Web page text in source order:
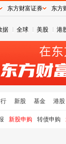
据 全球 美股 港
新股 基金 港股
新股申购 转债申购
东方财富证券 东方